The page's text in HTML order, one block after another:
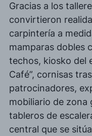
Gracias a los
convirtieron
carpintería a
mamparas dobles
techos, kiosko del
Café”, cornisas
patrocinadores,
mobiliario de zona
tableros de
central que se